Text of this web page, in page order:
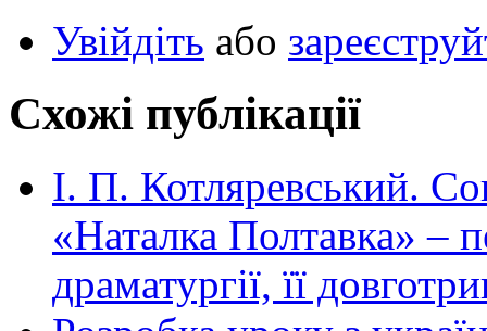
Увійдіть або
Схожі публікації
І. П. Котляревський.
«Наталка Полтавка» –
драматургії, її